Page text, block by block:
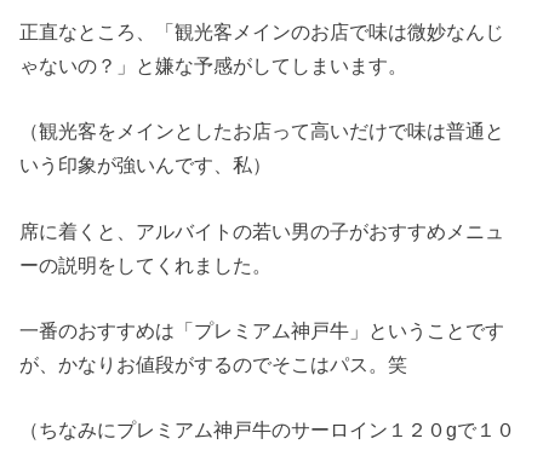
正直なところ、「観光客メインのお店で味は微妙なんじ
ゃないの？」と嫌な予感がしてしまいます。
（観光客をメインとしたお店って高いだけで味は普通と
いう印象が強いんです、私）
席に着くと、アルバイトの若い男の子がおすすめメニュ
ーの説明をしてくれました。
一番のおすすめは「プレミアム神戸牛」ということです
が、かなりお値段がするのでそこはパス。笑
（ちなみにプレミアム神戸牛のサーロイン１２０gで１０